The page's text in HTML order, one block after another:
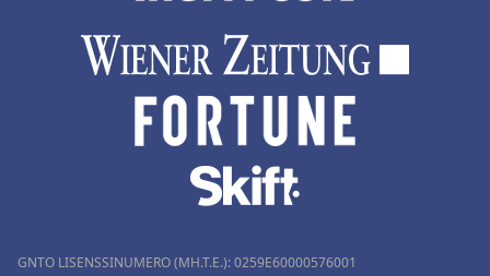
GNTO LISENSSINUMERO (MH.T.E.): 0259Ε60000576001